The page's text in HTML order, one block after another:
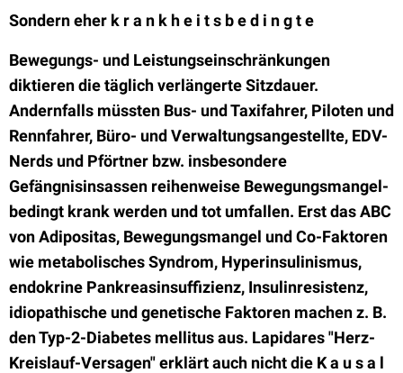
Sondern eher k r a n k h e i t s b e d i n g t e
Bewegungs- und Leistungseinschränkungen
diktieren die täglich verlängerte Sitzdauer.
Andernfalls müssten Bus- und Taxifahrer, Piloten und
Rennfahrer, Büro- und Verwaltungsangestellte, EDV-
Nerds und Pförtner bzw. insbesondere
Gefängnisinsassen reihenweise Bewegungsmangel-
bedingt krank werden und tot umfallen. Erst das ABC
von Adipositas, Bewegungsmangel und Co-Faktoren
wie metabolisches Syndrom, Hyperinsulinismus,
endokrine Pankreasinsuffizienz, Insulinresistenz,
idiopathische und genetische Faktoren machen z. B.
den Typ-2-Diabetes mellitus aus. Lapidares "Herz-
Kreislauf-Versagen" erklärt auch nicht die K a u s a l